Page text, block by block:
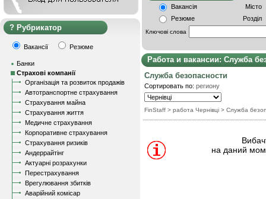
Рубрикатор
Вакансії Резюме
Банки
Страхові компанії
Організація та розвиток продажів
Автотранспортне страхування
Страхування майна
Страхування життя
Медичне страхування
Корпоративне страхування
Страхування ризиків
Андеррайтінг
Актуарні розрахунки
Перестрахування
Врегулювання збитків
Аварійний комісар
Вакансія
Місто
Резюме
Розділ
Ключові слова
Работа и вакансии: Служба
Служба безопасности
Сортировать по: региону
FinStaff > работа Чернівці > Служба
на даний